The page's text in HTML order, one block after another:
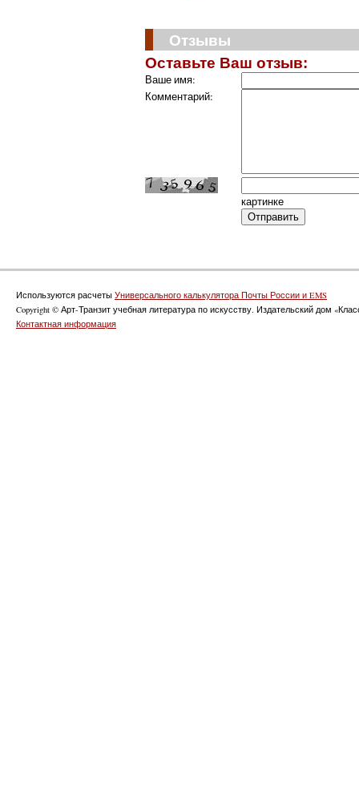
Отзывы
Оставьте Ваш отзыв:
Ваше имя:
Комментарий:
картинке
Используются расчеты Универсального калькулятора Почты России и EMS
Copyright © Арт-Транзит учебная литература по искусству. Издательский дом
Контактная информация